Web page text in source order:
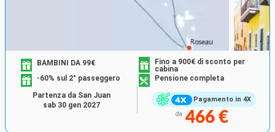
Pagamento in 4X
BAMBINI DA 99€
Fino a 900€ di sconto per
cabina
-60% sul 2° passeggero
Pensione completa
da 466 €
Partenza da San Juan
sab 30 gen 2027